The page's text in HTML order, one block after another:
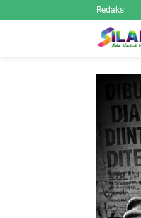
Redaksi